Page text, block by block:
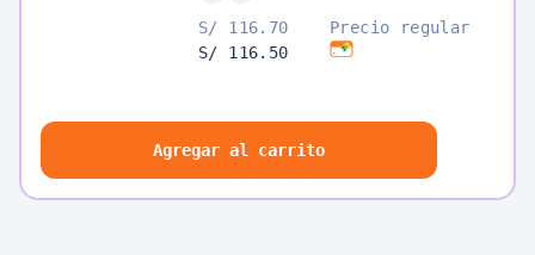
S/ 116.70
Precio regular
S/ 116.50
Agregar al carrito